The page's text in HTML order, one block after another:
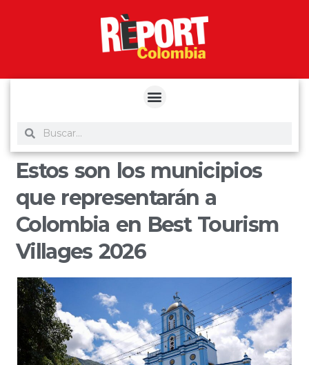
Estos son los municipios
que representarán a
Colombia en Best Tourism
Villages 2026